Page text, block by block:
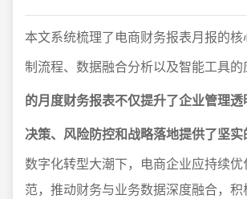
本文系统梳理了电商财务报表月报的
制流程、数据融合分析以及智能工具的
的月度财务报表不仅提升了企业管理
决策、风险防控和战略落地提供了坚实
数字化转型大潮下，电商企业应持续
范，推动财务与业务数据深度融合，